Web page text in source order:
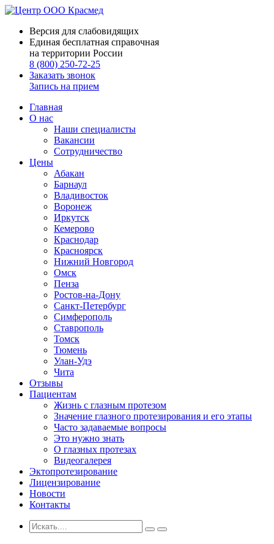
Версия для слабовидящих
Единая бесплатная справочная
на территории России
8 (800) 250-72-25
Заказать звонок
Запись на прием
Главная
О нас
Наши специалисты
Вакансии
Сотрудничество
Цены
Абакан
Барнаул
Владивосток
Воронеж
Иркутск
Кемерово
Краснодар
Красноярск
Нижний Новгород
Омск
Пенза
Ростов-на-Дону
Санкт-Петербург
Симферополь
Ставрополь
Томск
Тюмень
Улан-Удэ
Чита
Отзывы
Пациентам
Жизнь с глазным протезом
Значение глазного протезирования и его этапы
Часто задаваемые вопросы
Это нужно знать
О глазных протезах
Видеогалерея
Эктопротезирование
Лицензирование
Новости
Контакты